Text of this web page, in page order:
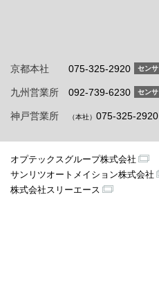
京都本社 075-325-2920 センサ
九州営業所 092-739-6230 センサ
神戸営業所 （本社） 075-325-2920
オプテックスグループ株式会社
サンリツオートメイション株式会社
株式会社スリーエース